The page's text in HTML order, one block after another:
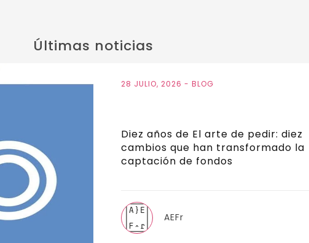
Últimas noticias
28 JULIO, 2026 - BLOG
Diez años de El arte de pedir: diez
cambios que han transformado la
captación de fondos
AEFr